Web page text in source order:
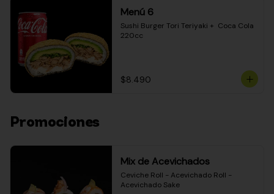
Menú 6
Sushi Burger Tori Teriyaki +  Coca Cola
220cc
$8.490
Promociones
Mix de Acevichados
Ceviche Roll - Acevichado Roll -
Acevichado Sake